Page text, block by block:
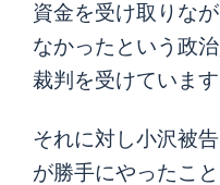
資金を受け取りな
なかったという政
裁判を受けています
それに対し小沢被
が勝手にやったこ